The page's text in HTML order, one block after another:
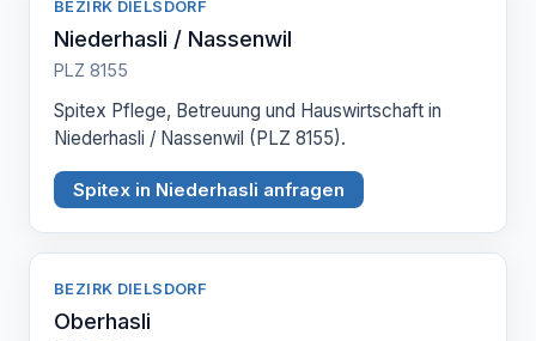
BEZIRK DIELSDORF
Niederhasli / Nassenwil
PLZ 8155
Spitex Pflege, Betreuung und Hauswirtschaft in
Niederhasli / Nassenwil (PLZ 8155).
Spitex in Niederhasli anfragen
BEZIRK DIELSDORF
Oberhasli